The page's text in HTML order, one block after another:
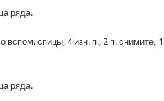
ряда.
вспом. спицы, 4 изн. п., 2 п. снимите, 1
ряда.